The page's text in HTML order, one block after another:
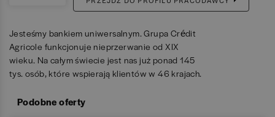
Jesteśmy bankiem uniwersalnym. Grupa Crédit
Agricole funkcjonuje nieprzerwanie od XIX
wieku. Na całym świecie jest nas już ponad 145
tys. osób, które wspierają klientów w 46 krajach.
Podobne oferty